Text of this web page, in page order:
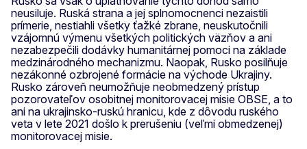
neusiluje. Ruská strana a jej splnomocnenci nezaistili
prímerie, nestiahli všetky ťažké zbrane, neuskutočnili
vzájomnú výmenu všetkých politických väzňov a ani
nezabezpečili dodávky humanitárnej pomoci na základe
medzinárodného mechanizmu. Naopak, Rusko posilňuje
nezákonné ozbrojené formácie na východe Ukrajiny.
Rusko zároveň neumožňuje neobmedzený prístup
pozorovateľov osobitnej monitorovacej misie OBSE, a to
ani na ukrajinsko-ruskú hranicu, kde z dôvodu ruského
veta v lete 2021 došlo k prerušeniu (veľmi obmedzenej)
monitorovacej misie.